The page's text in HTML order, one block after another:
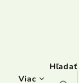
Viac
Hľadať